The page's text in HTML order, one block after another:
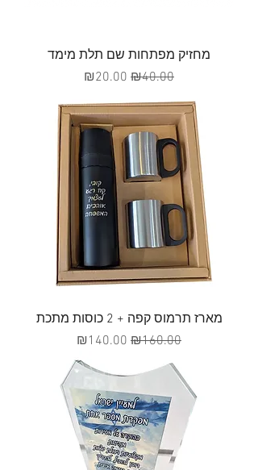
מחזיק מפתחות שם תלת מימד
מחיר רגיל
₪40.00 מחיר מבצע
₪20.00
מארז תרמוס קפה + 2 כוסות מתכת
מחיר רגיל
₪160.00 מחיר מבצע
₪140.00